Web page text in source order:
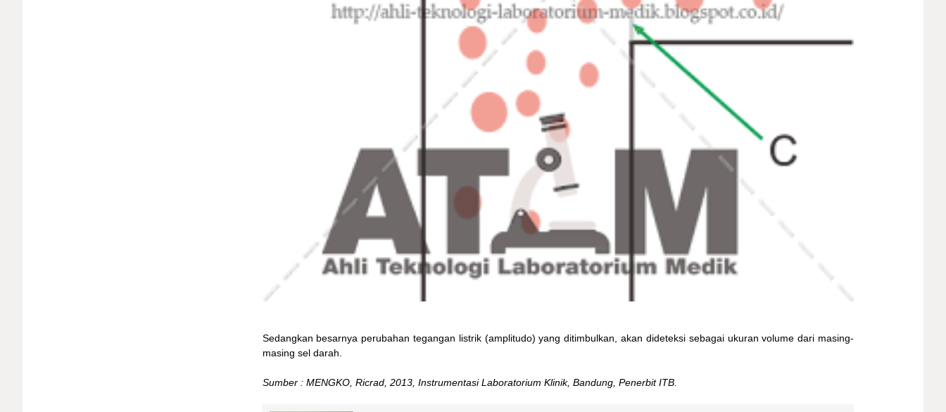
Sedangkan besarnya perubahan tegangan listrik (amplitudo) yang ditimbulkan, akan dideteksi sebagai ukuran volume dari masing-
masing sel darah.
Sumber : MENGKO, Ricrad, 2013, Instrumentasi Laboratorium Klinik, Bandung, Penerbit ITB.